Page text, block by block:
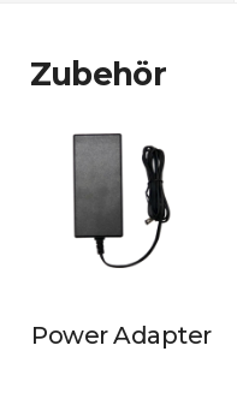
Zubehör
Power Adapter